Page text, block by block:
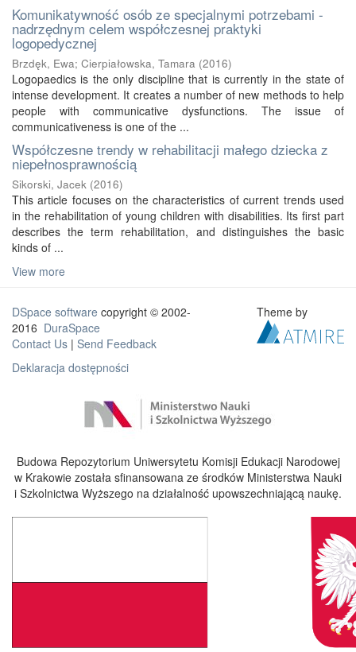
Komunikatywność osób ze specjalnymi potrzebami -
nadrzędnym celem współczesnej praktyki
logopedycznej
Brzdęk, Ewa; Cierpiałowska, Tamara (2016)
Logopaedics is the only discipline that is currently in the state of
intense development. It creates a number of new methods to help
people with communicative dysfunctions. The issue of
communicativeness is one of the ...
Współczesne trendy w rehabilitacji małego dziecka z
niepełnosprawnością
Sikorski, Jacek (2016)
This article focuses on the characteristics of current trends used
in the rehabilitation of young children with disabilities. Its first part
describes the term rehabilitation, and distinguishes the basic
kinds of ...
View more
DSpace software copyright © 2002-
2016 DuraSpace
Contact Us | Send Feedback
Deklaracja dostępności
Theme by
Budowa Repozytorium Uniwersytetu Komisji Edukacji Narodowej
w Krakowie została sfinansowana ze środków Ministerstwa Nauki
i Szkolnictwa Wyższego na działalność upowszechniającą naukę.